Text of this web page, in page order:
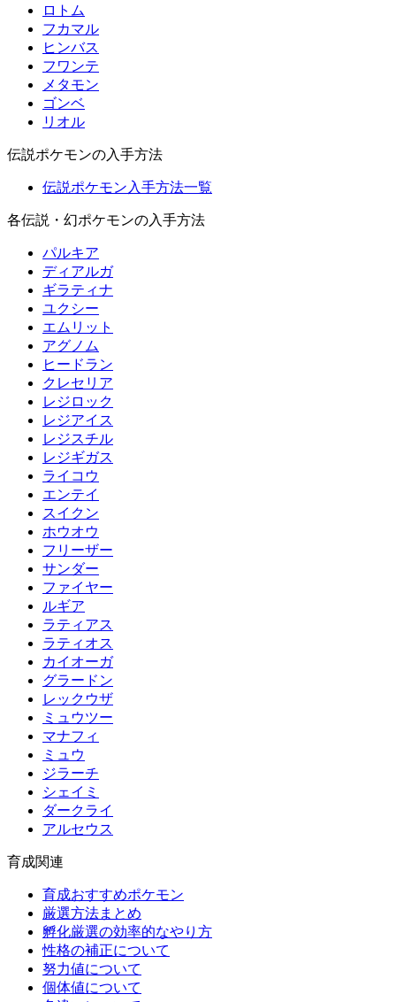
ロトム
フカマル
ヒンバス
フワンテ
メタモン
ゴンベ
リオル
伝説ポケモンの入手方法
伝説ポケモン入手方法一覧
各伝説・幻ポケモンの入手方法
パルキア
ディアルガ
ギラティナ
ユクシー
エムリット
アグノム
ヒードラン
クレセリア
レジロック
レジアイス
レジスチル
レジギガス
ライコウ
エンテイ
スイクン
ホウオウ
フリーザー
サンダー
ファイヤー
ルギア
ラティアス
ラティオス
カイオーガ
グラードン
レックウザ
ミュウツー
マナフィ
ミュウ
ジラーチ
シェイミ
ダークライ
アルセウス
育成関連
育成おすすめポケモン
厳選方法まとめ
孵化厳選の効率的なやり方
性格の補正について
努力値について
個体値について